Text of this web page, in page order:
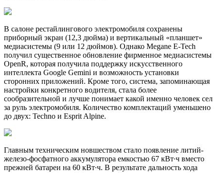
В салоне рестайлингового электромобиля сохранены
приборный экран (12,3 дюйма) и вертикальный «планшет»
медиасистемы (9 или 12 дюймов). Однако Megane E-Tech
получил существенное обновление фирменное медиасистемы
OpenR, которая получила поддержку искусственного
интеллекта Google Gemini и возможность установки
сторонних приложений. Кроме того, система, запоминающая
настройки конкретного водителя, стала более
сообразительной и лучше понимает какой именно человек сел
за руль электромобиля. Количество комплектаций уменьшено
до двух: Techno и Esprit Alpine.
Главным техническим новшеством стало появление литий-
железо-фосфатного аккумулятора емкостью 67 кВт∙ч вместо
прежней батареи на 60 кВт∙ч. В результате дальность хода